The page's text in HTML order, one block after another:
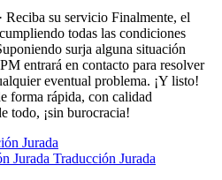
Reciba su servicio Finalmente, el
todas las condiciones
surja alguna situación
entrará en contacto para resolver
eventual problema. ¡Y listo!
forma rápida, con calidad
todo, ¡sin burocracia!
Traducción Jurada